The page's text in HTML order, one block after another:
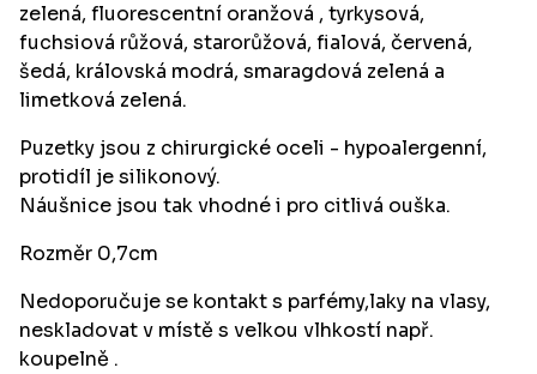
zelená, fluorescentní oranžová , tyrkysová,
fuchsiová růžová, starorůžová, fialová, červená,
šedá, královská modrá, smaragdová zelená a
limetková zelená.
Puzetky jsou z chirurgické oceli - hypoalergenní,
protidíl je silikonový.
Náušnice jsou tak vhodné i pro citlivá ouška.
Rozměr 0,7cm
Nedoporučuje se kontakt s parfémy,laky na vlasy,
neskladovat v místě s velkou vlhkostí např.
koupelně .